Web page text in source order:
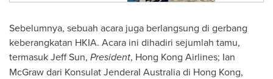
Sebelumnya, sebuah acara juga berlangsung di gerbang
keberangkatan HKIA. Acara ini dihadiri sejumlah tamu,
termasukJeff Sun, President, Hong Kong Airlines; Ian
McGrawdari Konsulat Jenderal Australia di Hong Kong,